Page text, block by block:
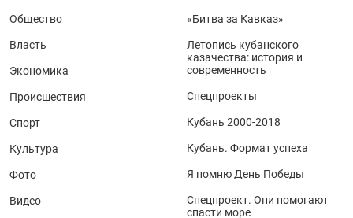
Общество
Власть
Экономика
Происшествия
Спорт
Культура
Фото
Видео
«Битва за Кавказ»
Летопись кубанского
казачества: история и
современность
Спецпроекты
Кубань 2000-2018
Кубань. Формат успеха
Я помню День Победы
Спецпроект. Они помогают
спасти море